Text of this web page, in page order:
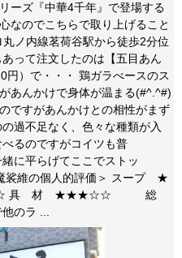
ーズ『中華4千年』で登場する
なのでこちらで取り上げること
ノ内線茗荷谷駅から徒歩2分位
って注文したのは【五目あん
円）で・・・ 鶏ガラべースのス
あんかけで身体が温まる(#^.^#)
ですがあんかけとの相性がまず
過不足なく、色々な種類が入
るのですがコイツも普
に平らげてここでストッ
裟維の個人的評価＞ スープ ★
材 ★★★☆☆ 総
ラ ...